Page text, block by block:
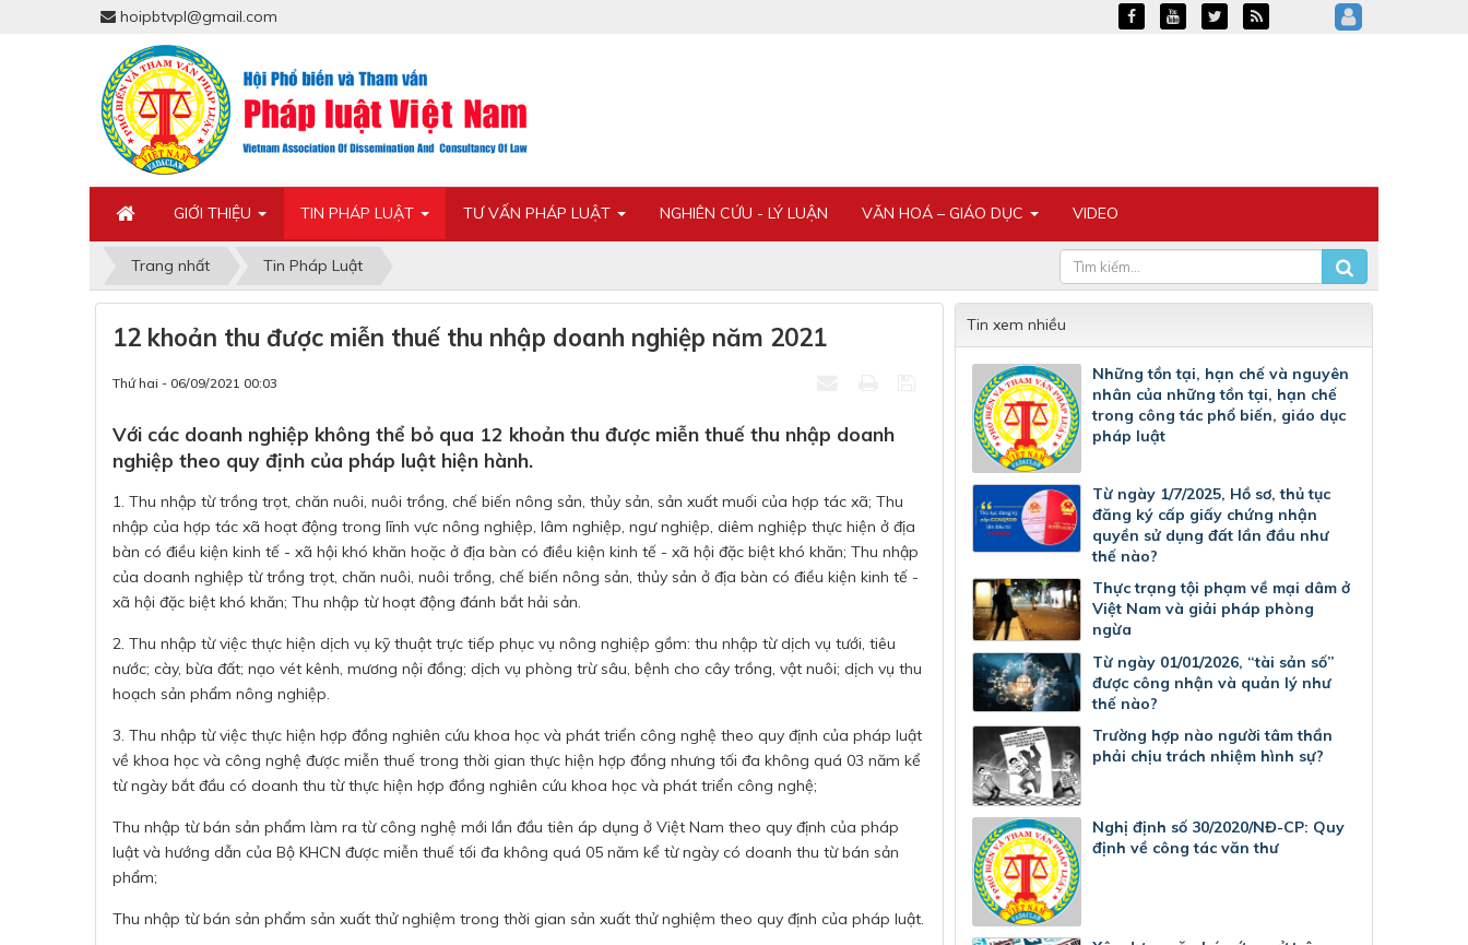
GIỚI THIỆU TIN PHÁP LUẬT TƯ VẤN PHÁP LUẬT NGHIÊN CỨU - LÝ LUẬN VĂN HOÁ – GIÁO DỤC VIDEO
hoipbtvpl@gmail.com
Trang nhất Tin Pháp Luật
12 khoản thu được miễn thuế thu nhập doanh nghiệp năm 2021
Thứ hai - 06/09/2021 00:03
Với các doanh nghiệp không thể bỏ qua 12 khoản thu được miễn thuế thu nhập doanh
nghiệp theo quy định của pháp luật hiện hành.
1. Thu nhập từ trồng trọt, chăn nuôi, nuôi trồng, chế biến nông sản, thủy sản, sản xuất muối của hợp tác xã; Thu
nhập của hợp tác xã hoạt động trong lĩnh vực nông nghiệp, lâm nghiệp, ngư nghiệp, diêm nghiệp thực hiện ở địa
bàn có điều kiện kinh tế - xã hội khó khăn hoặc ở địa bàn có điều kiện kinh tế - xã hội đặc biệt khó khăn; Thu nhập
của doanh nghiệp từ trồng trọt, chăn nuôi, nuôi trồng, chế biến nông sản, thủy sản ở địa bàn có điều kiện kinh tế -
xã hội đặc biệt khó khăn; Thu nhập từ hoạt động đánh bắt hải sản.
2. Thu nhập từ việc thực hiện dịch vụ kỹ thuật trực tiếp phục vụ nông nghiệp gồm: thu nhập từ dịch vụ tưới, tiêu
nước; cày, bừa đất; nạo vét kênh, mương nội đồng; dịch vụ phòng trừ sâu, bệnh cho cây trồng, vật nuôi; dịch vụ thu
hoạch sản phẩm nông nghiệp.
3. Thu nhập từ việc thực hiện hợp đồng nghiên cứu khoa học và phát triển công nghệ theo quy định của pháp luật
về khoa học và công nghệ được miễn thuế trong thời gian thực hiện hợp đồng nhưng tối đa không quá 03 năm kể
từ ngày bắt đầu có doanh thu từ thực hiện hợp đồng nghiên cứu khoa học và phát triển công nghệ;
Thu nhập từ bán sản phẩm làm ra từ công nghệ mới lần đầu tiên áp dụng ở Việt Nam theo quy định của pháp
luật và hướng dẫn của Bộ KHCN được miễn thuế tối đa không quá 05 năm kể từ ngày có doanh thu từ bán sản
phẩm;
Thu nhập từ bán sản phẩm sản xuất thử nghiệm trong thời gian sản xuất thử nghiệm theo quy định của pháp luật.
Tin xem nhiều
Những tồn tại, hạn chế và nguyên
nhân của những tồn tại, hạn chế
trong công tác phổ biến, giáo dục
pháp luật
Từ ngày 1/7/2025, Hồ sơ, thủ tục
đăng ký cấp giấy chứng nhận
quyền sử dụng đất lần đầu như
thế nào?
Thực trạng tội phạm về mại dâm ở
Việt Nam và giải pháp phòng
ngừa
Từ ngày 01/01/2026, “tài sản số”
được công nhận và quản lý như
thế nào?
Trường hợp nào người tâm thần
phải chịu trách nhiệm hình sự?
Nghị định số 30/2020/NĐ-CP: Quy
định về công tác văn thư